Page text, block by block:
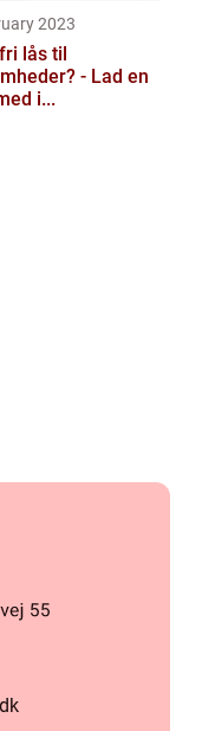
2023
lås til
- Lad en
i...